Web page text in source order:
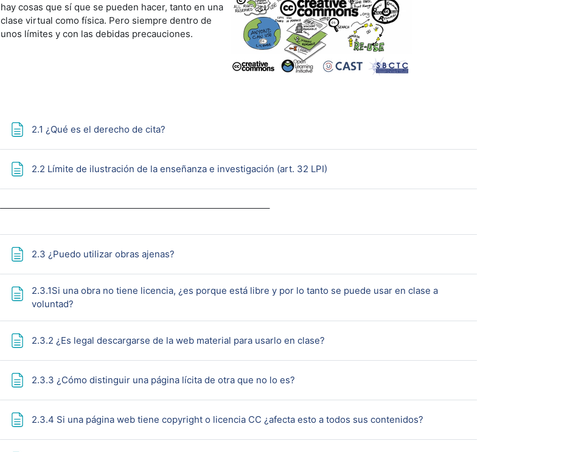
hay cosas que sí que se pueden hacer, tanto en una
clase virtual como física. Pero siempre dentro de
unos límites y con las debidas precauciones.
2.1 ¿Qué es el derecho de cita?Página
2.2 Límite de ilustración de la enseñanza e investigación (art. 32 LPI)Página
2.3 ¿Puedo utilizar obras ajenas?Página
2.3.1Si una obra no tiene licencia, ¿es porque está libre y por lo tanto se puede usar en clase a
voluntad?Página
2.3.2 ¿Es legal descargarse de la web material para usarlo en clase?Página
2.3.3 ¿Cómo distinguir una página lícita de otra que no lo es?
2.3.4 Si una página web tiene copyright o licencia CC ¿afecta esto a todos sus contenidos?